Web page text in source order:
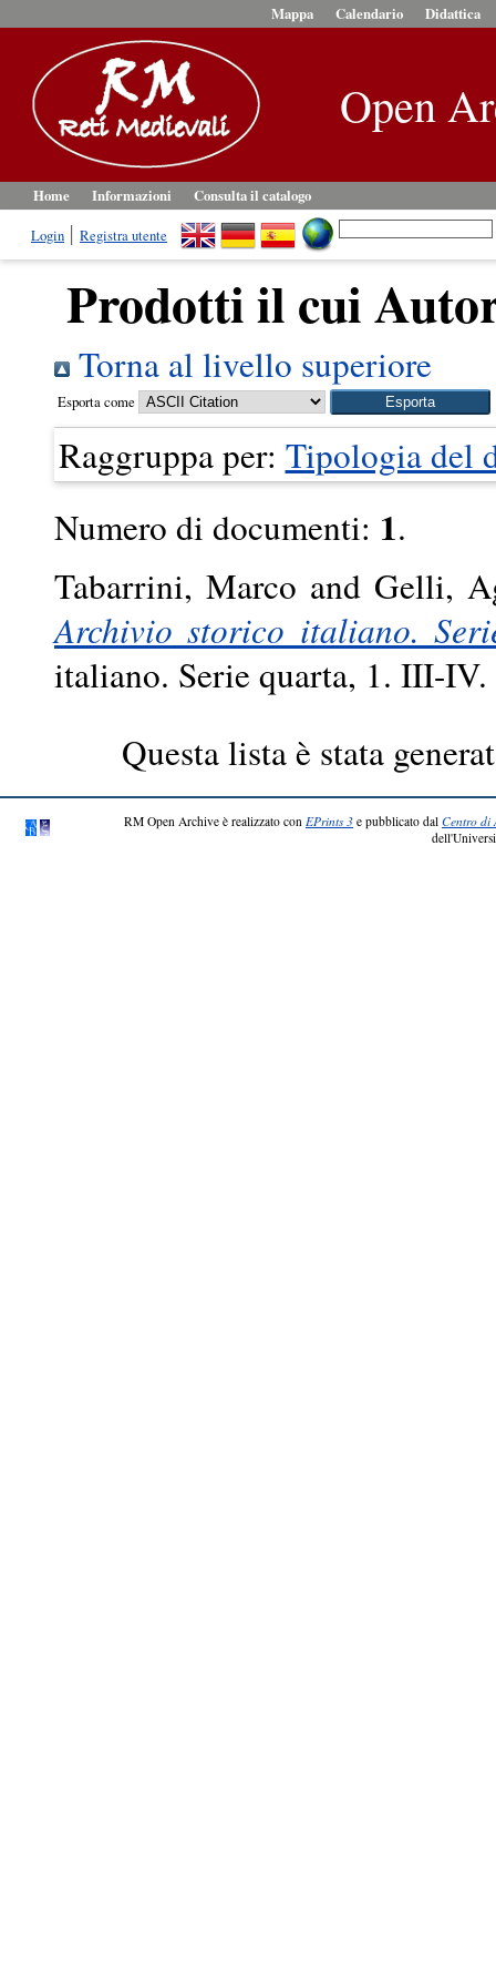
Mappa Calendario Didattica
Open
Home Informazioni
Consulta il catalogo
Login
Registra utente
Prodotti il cui
Torna al livello superiore
Esporta come
Raggruppa per: Tipologia del
Numero di documenti: 1.
Tabarrini, Marco and Gelli,
Archivio storico italiano.
italiano. Serie quarta, 1. III-
Questa lista è stata
RM Open Archive è realizzato con EPrints 3 e pubblicato dal Centro di